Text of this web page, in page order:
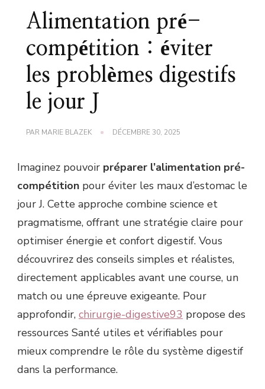
Alimentation pré-
compétition : éviter
les problèmes digestifs
le jour J
PAR MARIE BLAZEK DÉCEMBRE 30, 2025
Imaginez pouvoir préparer l’alimentation pré-
compétition pour éviter les maux d’estomac le
jour J. Cette approche combine science et
pragmatisme, offrant une stratégie claire pour
optimiser énergie et confort digestif. Vous
découvrirez des conseils simples et réalistes,
directement applicables avant une course, un
match ou une épreuve exigeante. Pour
approfondir, chirurgie-digestive93 propose des
ressources Santé utiles et vérifiables pour
mieux comprendre le rôle du système digestif
dans la performance.